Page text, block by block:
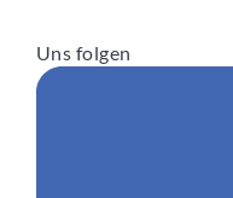
Uns folgen